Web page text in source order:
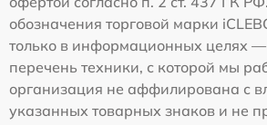
обозначения торговой марки
только в информационных целях —
перечень техники, с которой мы
организация не аффилирована с
указанных товарных знаков и не